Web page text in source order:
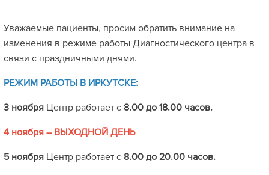
Уважаемые пациенты, просим обратить внимание на
изменения в режиме работы Диагностического центра в
связи с праздничными днями.
РЕЖИМ РАБОТЫ В ИРКУТСКЕ:
3 ноября Центр работает с 8.00 до 18.00 часов.
4 ноября – ВЫХОДНОЙ ДЕНЬ
5 ноября Центр работает с 8.00 до 20.00 часов.